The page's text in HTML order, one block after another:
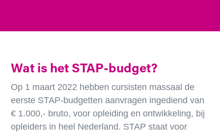
Wat is het STAP-budget?
Op 1 maart 2022 hebben cursisten massaal de
eerste STAP-budgetten aanvragen ingediend van
€ 1.000,- bruto, voor opleiding en ontwikkeling, bij
opleiders in heel Nederland. STAP staat voor